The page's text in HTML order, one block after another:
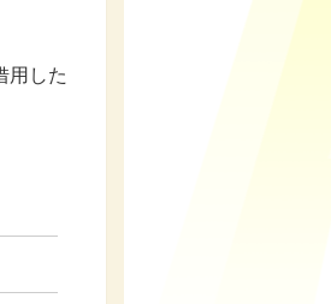
用した